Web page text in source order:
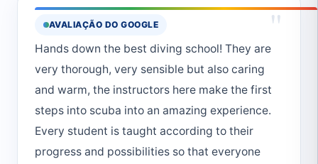
!!!Macht so weiter
AVALIAÇÃO DO GOOGLE "
Hands down the best diving school! They are
very thorough, very sensible but also caring
and warm, the instructors here make the first
steps into scuba into an amazing experience.
Every student is taught according to their
progress and possibilities so that everyone